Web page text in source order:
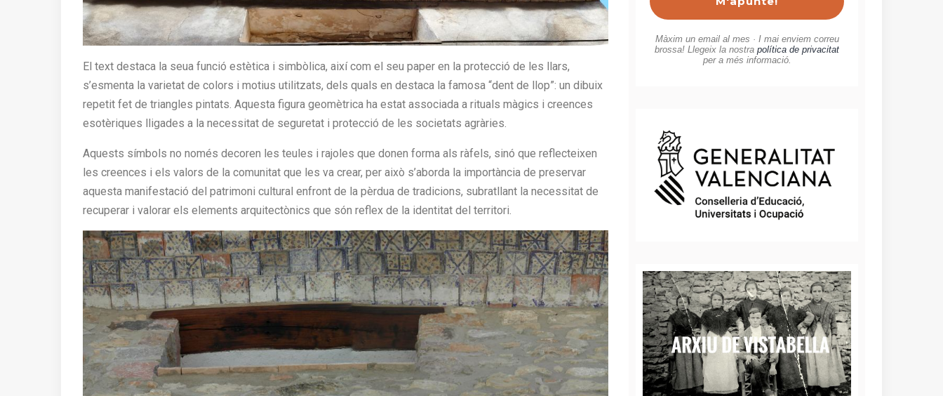
El text destaca la seua funció estètica i simbòlica, així com el seu paper en la protecció de les llars,
s’esmenta la varietat de colors i motius utilitzats, dels quals en destaca la famosa “dent de llop”: un dibuix
repetit fet de triangles pintats. Aquesta figura geomètrica ha estat associada a rituals màgics i creences
esotèriques lligades a la necessitat de seguretat i protecció de les societats agràries.
Aquests símbols no només decoren les teules i rajoles que donen forma als ràfels, sinó que reflecteixen
les creences i els valors de la comunitat que les va crear, per això s’aborda la importància de preservar
aquesta manifestació del patrimoni cultural enfront de la pèrdua de tradicions, subratllant la necessitat de
recuperar i valorar els elements arquitectònics que són reflex de la identitat del territori.
Màxim un email al mes · I mai enviem correu
brossa! Llegeix la nostrapolítica de privacitat
per a més informació.